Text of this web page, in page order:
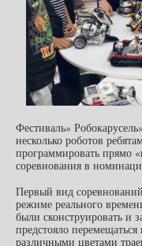
Фестиваль»
несколько роботов
программировать прямо
соревнования в
Первый вид
режиме реального
были сконструировать и
предстояло
различными цветами